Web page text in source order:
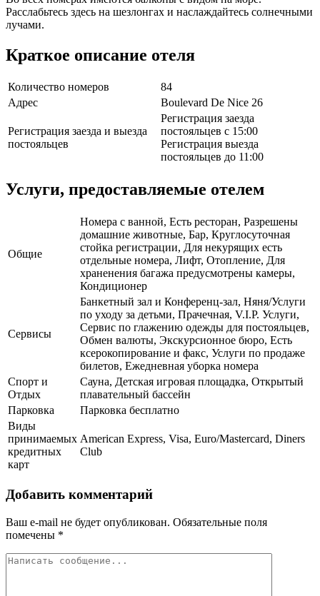
Расслабьтесь здесь на шезлонгах и наслаждайтесь солнечными
лучами.
Краткое описание отеля
Количество номеров
84
Адрес
Boulevard De Nice 26
Регистрация заезда и выезда
постояльцев
Регистрация заезда
постояльцев с 15:00
Регистрация выезда
постояльцев до 11:00
Услуги, предоставляемые отелем
Общие
Номера с ванной, Есть ресторан, Разрешены
домашние животные, Бар, Круглосуточная
стойка регистрации, Для некурящих есть
отдельные номера, Лифт, Отопление, Для
храненения багажа предусмотрены камеры,
Кондиционер
Сервисы
Банкетный зал и Конференц-зал, Няня/Услуги
по уходу за детьми, Прачечная, V.I.P. Услуги,
Сервис по глажению одежды для постояльцев,
Обмен валюты, Экскурсионное бюро, Есть
ксерокопирование и факс, Услуги по продаже
билетов, Ежедневная уборка номера
Спорт и
Отдых
Сауна, Детская игровая площадка, Открытый
плавательный бассейн
Парковка
Парковка бесплатно
Виды
принимаемых
кредитных
карт
American Express, Visa, Euro/Mastercard, Diners
Club
Добавить комментарий
Ваш e-mail не будет опубликован. Обязательные поля
помечены *